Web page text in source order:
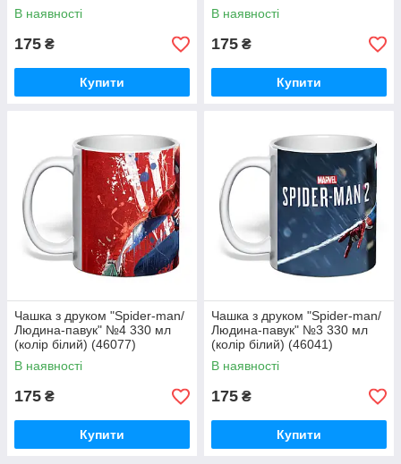
В наявності
175 ₴
Купити
В наявності
175 ₴
Купити
Чашка з друком "Spider-man/
Людина-павук" №4 330 мл
(колір білий) (46077)
В наявності
175 ₴
Купити
Чашка з друком "Spider-man/
Людина-павук" №3 330 мл
(колір білий) (46041)
В наявності
175 ₴
Купити